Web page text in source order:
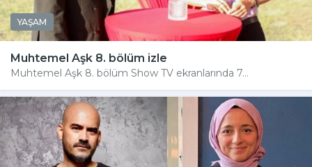
YAŞAM
Muhtemel Aşk 8. bölüm izle
Muhtemel Aşk 8. bölüm Show TV ekranlarında 7...